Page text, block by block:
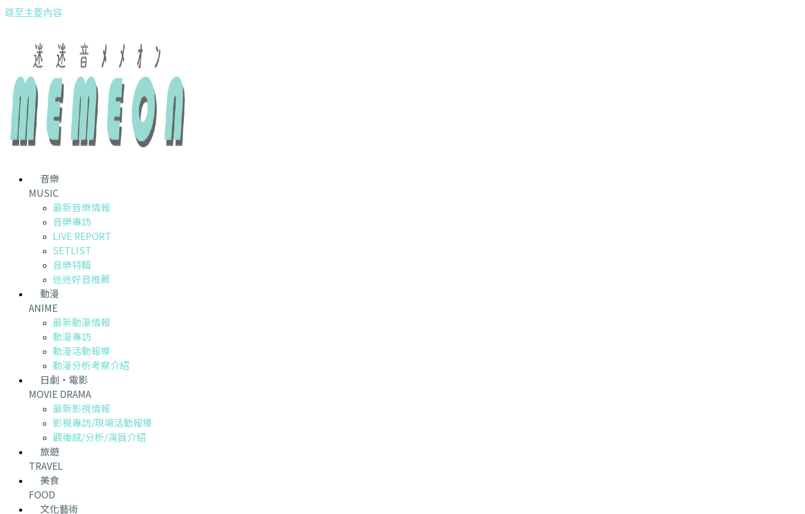
跳至主要內容
音樂
MUSIC
最新音樂情報
音樂專訪
LIVE REPORT
SETLIST
音樂特輯
迷迷好音推薦
動漫
ANIME
最新動漫情報
動漫專訪
動漫活動報導
動漫分析考察介紹
日劇・電影
MOVIE DRAMA
最新影視情報
影視專訪/現場活動報導
觀後感/分析/演員介紹
旅遊
TRAVEL
美食
FOOD
文化藝術